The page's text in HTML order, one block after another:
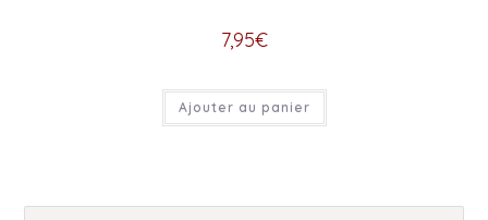
7,95€
Ajouter au panier